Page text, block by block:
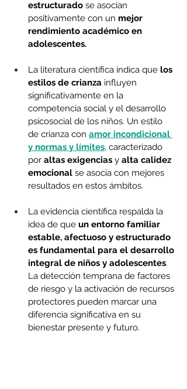
estructurado se asocian
positivamente con un mejor
rendimiento académico en
adolescentes.
La literatura científica indica que los
estilos de crianza influyen
significativamente en la
competencia social y el desarrollo
psicosocial de los niños. Un estilo
de crianza con amor incondicional
y normas y límites, caracterizado
por altas exigencias y alta calidez
emocional se asocia con mejores
resultados en estos ámbitos.
La evidencia científica respalda la
idea de que un entorno familiar
estable, afectuoso y estructurado
es fundamental para el desarrollo
integral de niños y adolescentes.
La detección temprana de factores
de riesgo y la activación de recursos
protectores pueden marcar una
diferencia significativa en su
bienestar presente y futuro.